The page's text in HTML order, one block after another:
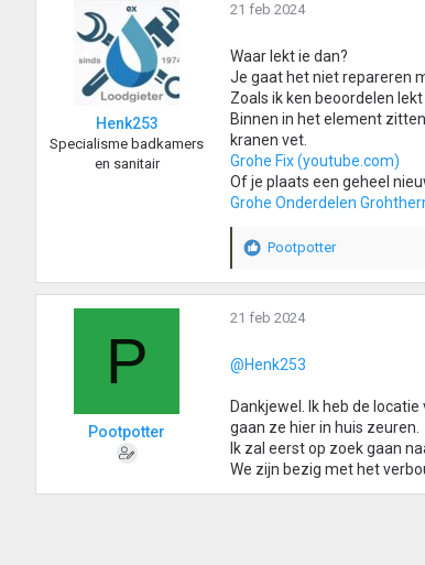
Henk253
Specialisme badkamers
en sanitair
21 feb 2024
Waar lekt ie dan?
Je gaat het niet repareren
Zoals ik ken beoordelen
Binnen in het element
kranen vet.
Grohe Fix (youtube.com)
Of je plaats een geheel
Grohe Onderdelen
W
a
r
e
r
n
g
e
n
:
Pootpotter
P
Pootpotter
21 feb 2024
@Henk253
Dankjewel. Ik heb de
gaan ze hier in huis zeuren.
Ik zal eerst op zoek gaan
We zijn bezig met het